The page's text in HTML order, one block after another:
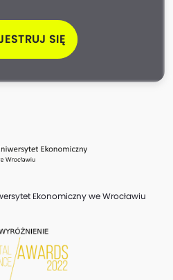
SIĘ
Ekonomiczny we Wrocławiu